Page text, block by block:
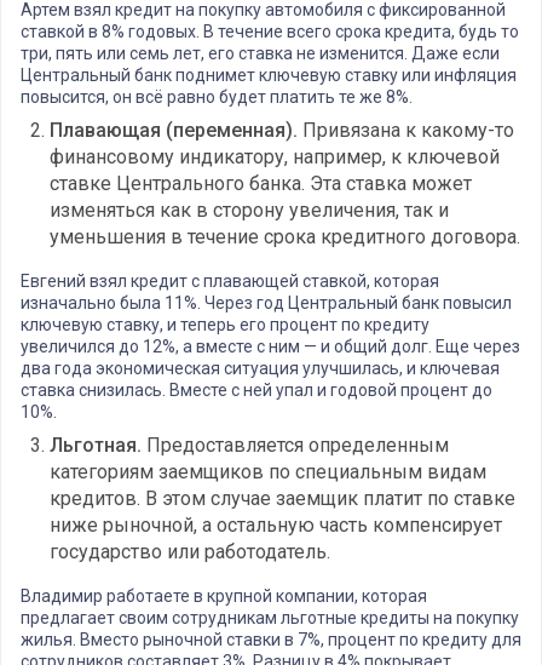
Артем взял кредит на покупку автомобиля с фиксированной
ставкой в 8% годовых. В течение всего срока кредита, будь то
три, пять или семь лет, его ставка не изменится. Даже если
Центральный банк поднимет ключевую ставку или инфляция
повысится, он всё равно будет платить те же 8%.
Плавающая (переменная). Привязана к какому-то
финансовому индикатору, например, к ключевой
ставке Центрального банка. Эта ставка может
изменяться как в сторону увеличения, так и
уменьшения в течение срока кредитного договора.
Евгений взял кредит с плавающей ставкой, которая
изначально была 11%. Через год Центральный банк повысил
ключевую ставку, и теперь его процент по кредиту
увеличился до 12%, а вместе с ним — и общий долг. Еще через
два года экономическая ситуация улучшилась, и ключевая
ставка снизилась. Вместе с ней упал и годовой процент до
10%.
Льготная. Предоставляется определенным
категориям заемщиков по специальным видам
кредитов. В этом случае заемщик платит по ставке
ниже рыночной, а остальную часть компенсирует
государство или работодатель.
Владимир работаете в крупной компании, которая
предлагает своим сотрудникам льготные кредиты на покупку
жилья. Вместо рыночной ставки в 7%, процент по кредиту для